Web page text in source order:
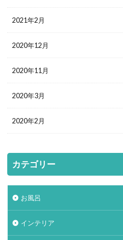
2021年2月
2020年12月
2020年11月
2020年3月
2020年2月
カテゴリー
お風呂
インテリア